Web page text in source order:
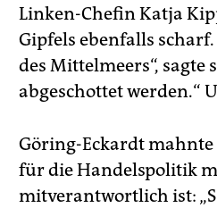
Linken-Chefin Katja
Gipfels ebenfalls
des Mittelmeers“, sagte
abgeschottet werden.“
Göring-Eckardt
für die Handelspolitik
mitverantwortlich ist: